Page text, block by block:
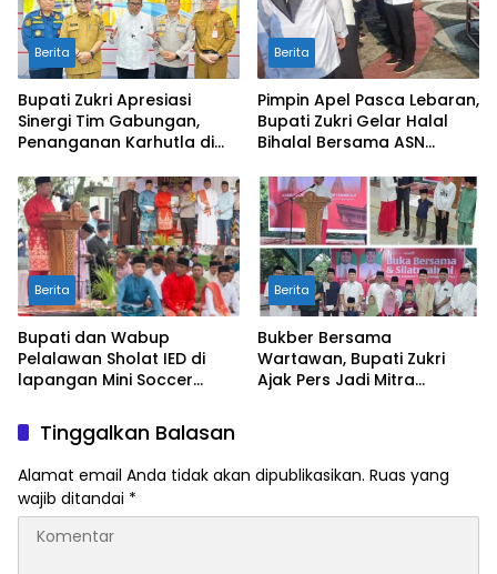
Berita
Bupati Zukri Apresiasi
Sinergi Tim Gabungan,
Penanganan Karhutla di
Berita
Pimpin Apel Pasca Lebaran,
Bupati Zukri Gelar Halal
Bihalal Bersama ASN
Berita
Bupati dan Wabup
Pelalawan Sholat IED di
lapangan Mini Soccer
Berita
Bukber Bersama
Wartawan, Bupati Zukri
Ajak Pers Jadi Mitra
Tinggalkan Balasan
Alamat email Anda tidak akan dipublikasikan. Ruas yang
wajib ditandai *